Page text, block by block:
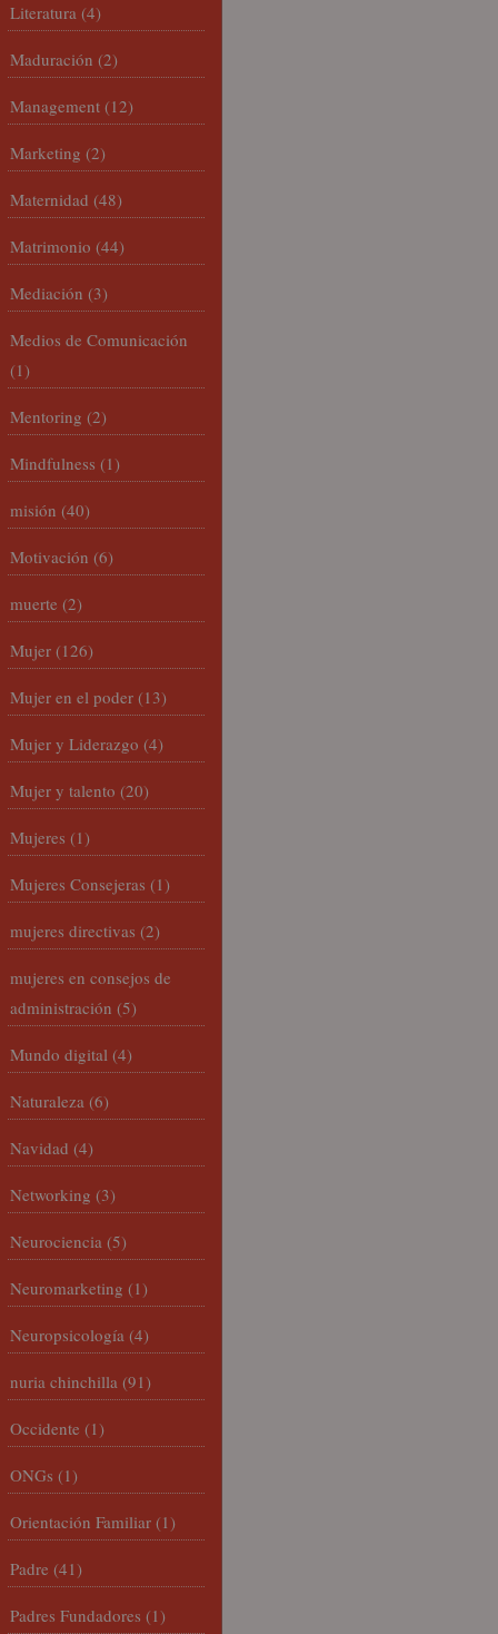
Literatura (4)
Maduración (2)
Management (12)
Marketing (2)
Maternidad (48)
Matrimonio (44)
Mediación (3)
Medios de Comunicación
(1)
Mentoring (2)
Mindfulness (1)
misión (40)
Motivación (6)
muerte (2)
Mujer (126)
Mujer en el poder (13)
Mujer y Liderazgo (4)
Mujer y talento (20)
Mujeres (1)
Mujeres Consejeras (1)
mujeres directivas (2)
mujeres en consejos de
administración (5)
Mundo digital (4)
Naturaleza (6)
Navidad (4)
Networking (3)
Neurociencia (5)
Neuromarketing (1)
Neuropsicología (4)
nuria chinchilla (91)
Occidente (1)
ONGs (1)
Orientación Familiar (1)
Padre (41)
Padres Fundadores (1)